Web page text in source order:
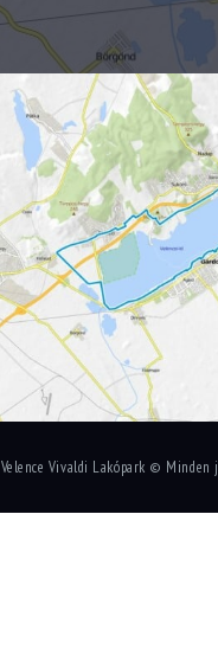
Velence Vivaldi Lakópark ©